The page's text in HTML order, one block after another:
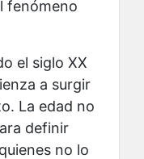
fenómeno
el siglo XX
a surgir
La edad no
definir
no lo